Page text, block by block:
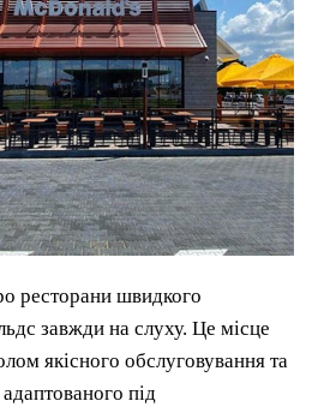
ресторани швидкого
завжди на слуху. Це місце
якісного обслуговування та
під